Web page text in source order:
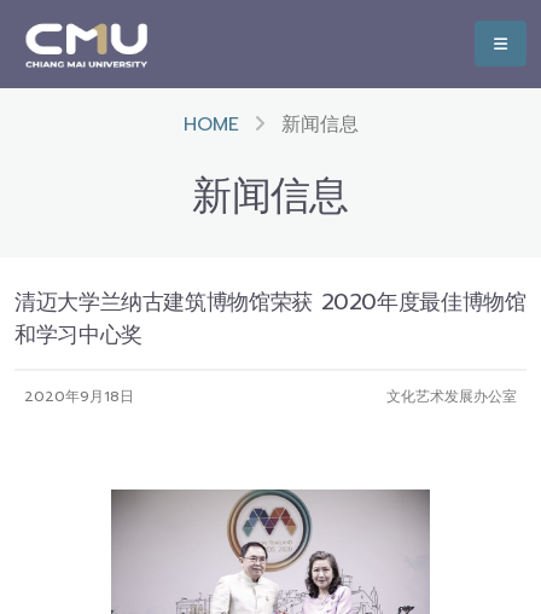
HOME 新闻信息
新闻信息
清迈大学兰纳古建筑博物馆荣获 2020年度最佳博物馆
和学习中心奖
2020年9月18日 文化艺术发展办公室